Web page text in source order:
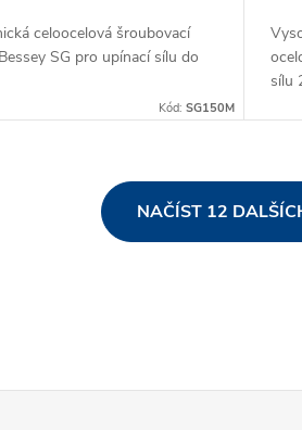
celoocelová šroubovací
SG pro upínací sílu do
Kód: SG150M
sílu
NAČÍST 12